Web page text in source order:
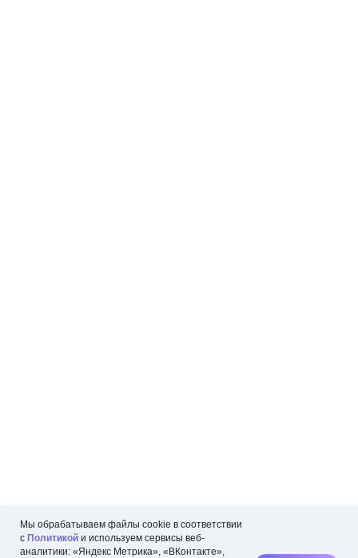
Мы обрабатываем файлы cookie в соответствии
с Политикой и используем сервисы веб-
аналитики: «Яндекс Метрика», «ВКонтакте»,